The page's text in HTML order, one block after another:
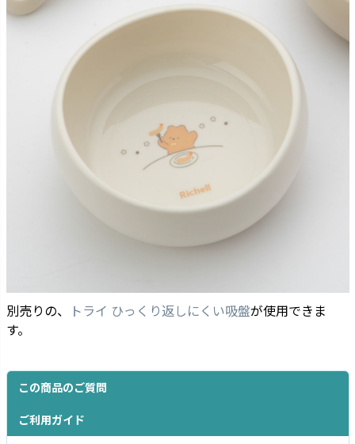
別売りの、 トライ ひっくり返しにくい吸盤が使用できま
す。
この商品のご質問
ご利用ガイド